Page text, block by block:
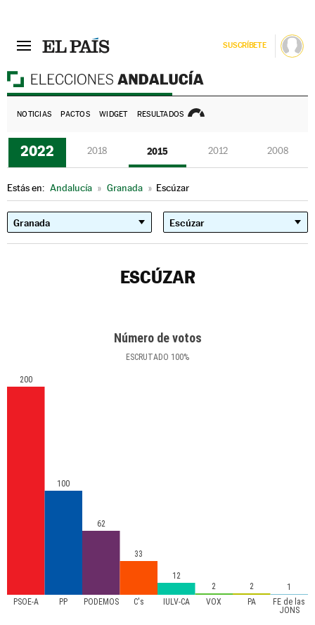
SUSCRÍBETE
NOTICIAS PACTOS WIDGET RESULTADOS
2022 2018 2015 2012 2008
Estás en: Andalucía » Granada » Escúzar
ESCÚZAR
Número de votos
ESCRUTADO 100%
PSOE-A PP PODEMOS C's IULV-CA VOX PA
FE de las
JONS
200
100
62
33
12
2
2 1